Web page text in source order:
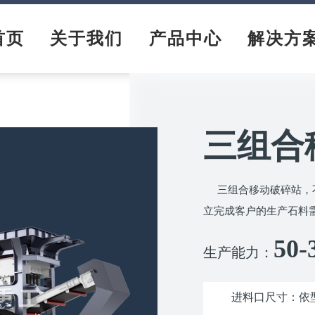
页 关于我们 产品中心 解决方
三组合
三组合移动破碎站
立完成客户的生产石料
生产能力： 50-
进料口尺寸：依